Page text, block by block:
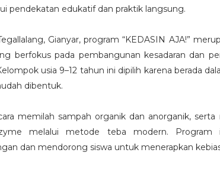
pendekatan edukatif dan praktik langsung.
Gianyar, program “KEDASIN AJA!”
berfokus pada pembangunan kesadaran dan
usia 9–12 tahun ini dipilih karena berada
dibentuk.
memilah sampah organik dan anorganik,
melalui metode teba modern. Program
dan mendorong siswa untuk menerapkan